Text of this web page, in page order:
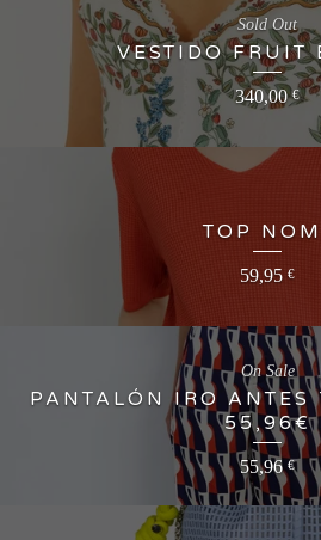
VESTIDO FRUIT
340,00€
Sold Out
TOP
59,95 €
PANTALÓN IRO
55,96€
55,96€
On Sale